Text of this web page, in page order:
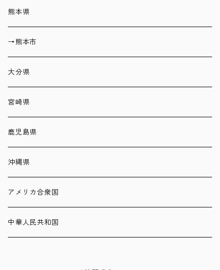
熊本県
→熊本市
大分県
宮崎県
鹿児島県
沖縄県
アメリカ合衆国
中華人民共和国